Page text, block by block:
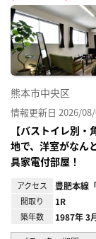
熊本市中央区
情報更新日 2026/
【バストイレ別
地で、洋室がなん
具家電付部屋！
アクセス 豊肥本線
間取り 1R
築年数 1987年 3